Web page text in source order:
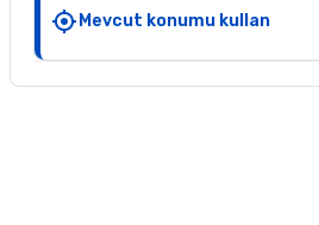
Mevcut konumu kullan